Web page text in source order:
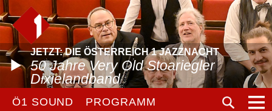
JETZT: DIE ÖSTERREICH 1 JAZZNACHT
50 Jahre Very Old Stoariegler
Dixielandband
Ö1 SOUND PROGRAMM